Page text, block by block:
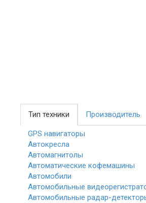
Тип техники Производитель
GPS навигаторы
Автокресла
Автомагнитолы
Автоматические кофемашины
Автомобили
Автомобильные
Автомобильные радар-